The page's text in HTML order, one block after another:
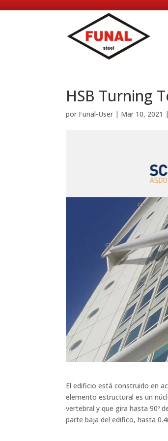
HSB Turning
por Funal-User | Mar 10, 2021 |
El edificio está construido en
elemento estructural es un
vertebral y que gira hasta 90º
parte baja del edifico, hasta